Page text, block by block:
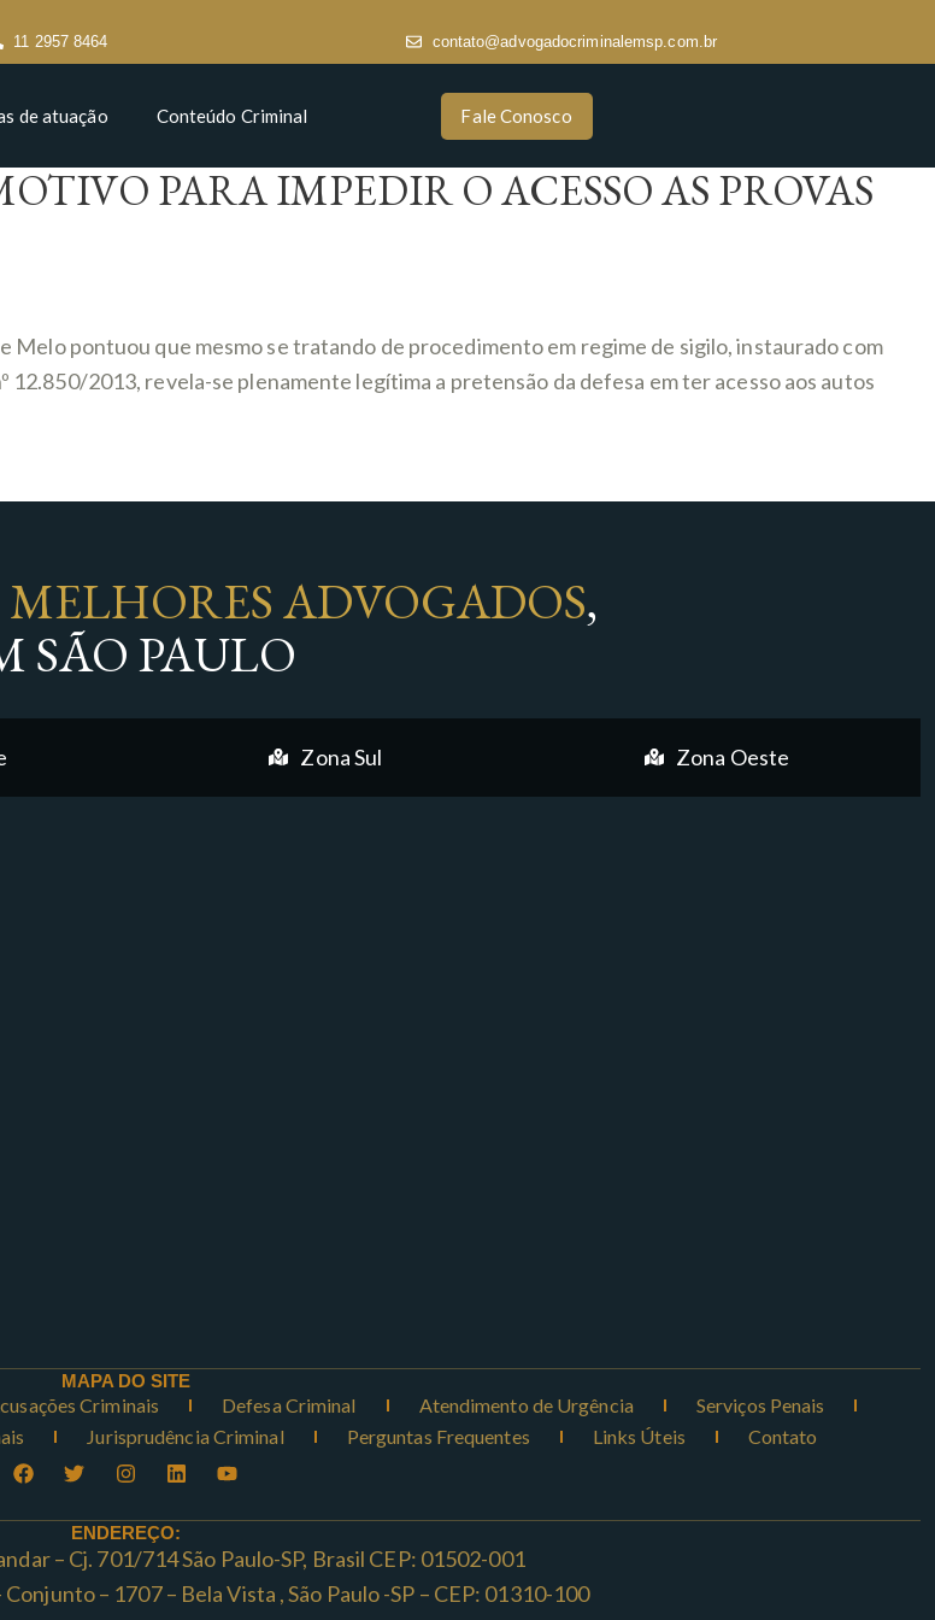
11 2957 8464 contato@advogadocriminalemsp.com.br
de atuação Conteúdo Criminal Fale Conosco
PARA IMPEDIR O ACESSO AS PROVAS
Melo pontuou que mesmo se tratando de procedimento em regime de sigilo, instaurado com
2013, revela-se plenamente legítima a pretensão da defesa em ter acesso aos autos
MELHORES ADVOGADOS,
SÃO PAULO
Zona Sul Zona Oeste
MAPA DO SITE
Criminais Defesa Criminal Atendimento de Urgência
Serviços Penais
Jurisprudência Criminal Perguntas Frequentes Links Úteis Contato
ENDEREÇO:
– Cj. 701/714 São Paulo-SP, Brasil CEP: 01502-001
– 1707 – Bela Vista , São Paulo -SP – CEP: 01310-100